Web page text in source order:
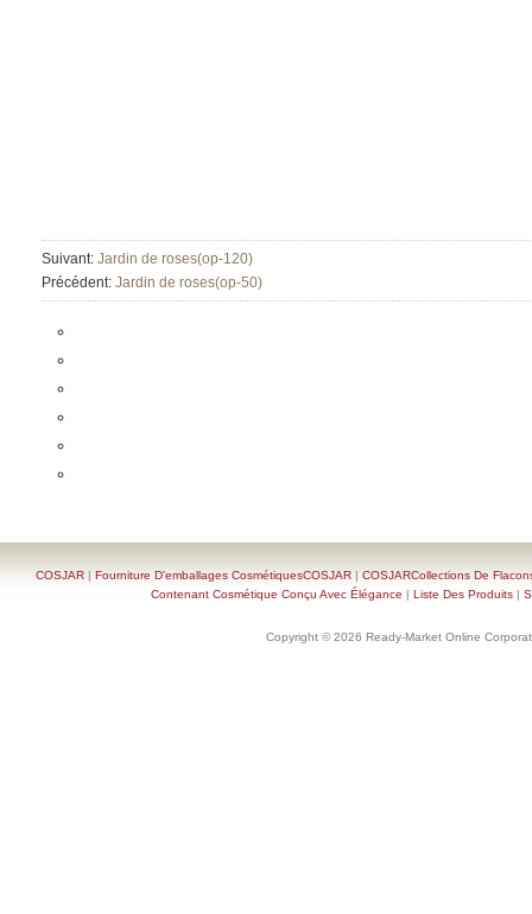
Suivant: Jardin de roses(op-120)
Précédent: Jardin de roses(op-50)
COSJAR | Fourniture D'emballages CosmétiquesCOSJAR | COSJARCollections De
Contenant Cosmétique Conçu Avec Élégance | Liste Des Produits |
Copyright © 2026 Ready-Market Online